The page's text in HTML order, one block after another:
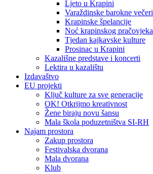
Ljeto u Krapini
Varaždinske barokne večeri
Krapinske špelancije
Noć krapinskog pračovjeka
Tjedan kajkavske kulture
Prosinac u Krapini
Kazališne predstave i koncerti
Lektira u kazalištu
Izdavaštvo
EU projekti
Ključ kulture za sve generacije
OK! Otkrijmo kreativnost
Žene biraju novu šansu
Mala škola poduzetništva SI-RH
Najam prostora
Zakup prostora
Festivalska dvorana
Mala dvorana
Klub